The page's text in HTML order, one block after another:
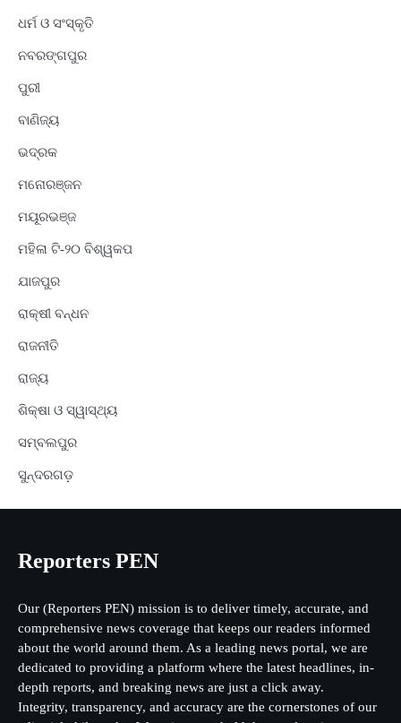
ଧର୍ମ ଓ ସଂସ୍କୃତି
ନବରଙ୍ଗପୁର
ପୁରୀ
ବାଣିଜ୍ୟ
ଭଦ୍ରକ
ମନୋରଞ୍ଜନ
ମୟୂରଭଞ୍ଜ
ମହିଳା ଟି-୨୦ ବିଶ୍ୱକପ
ଯାଜପୁର
ରାକ୍ଷୀ ବନ୍ଧନ
ରାଜନୀତି
ରାଜ୍ୟ
ଶିକ୍ଷା ଓ ସ୍ୱାସ୍ଥ୍ୟ
ସମ୍ବଲପୁର
ସୁନ୍ଦରଗଡ଼
Reporters PEN
Our (Reporters PEN) mission is to deliver timely, accurate, and
comprehensive news coverage that keeps our readers informed
about the world around them. As a leading news portal, we are
dedicated to providing a platform where the latest headlines, in-
depth reports, and breaking news are just a click away.
Integrity, transparency, and accuracy are the cornerstones of our